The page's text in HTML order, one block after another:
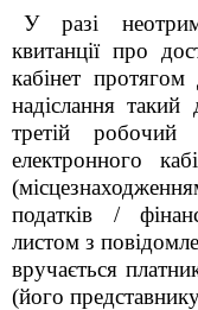
У разі
квитанції про
кабінет
надіслання
третій
електронного
податків /
листом з
вручається
(його